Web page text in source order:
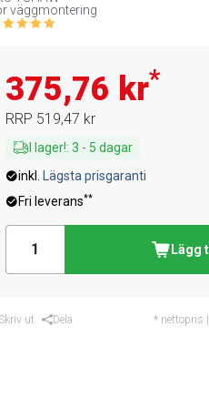
väggmontering
375,76 kr*
RRP 519,47 kr
I lager!: 3 - 5 dagar
inkl.
Lägsta prisgaranti
Fri leverans**
Lägg
ut Dela * nettopris